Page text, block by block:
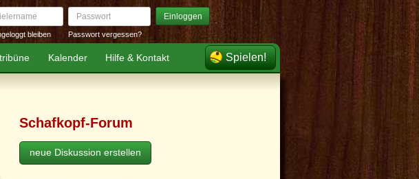
bleiben
Passwort Einloggen
Passwort vergessen?
Kalender Hilfe & Kontakt Spielen!
Schafkopf-Forum
neue Diskussion erstellen